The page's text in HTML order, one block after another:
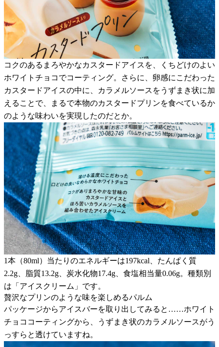
コクのあるまろやかなカスタードアイスを、くちどけのよい
ホワイトチョコでコーティング。さらに、卵感にこだわった
カスタードアイスの中に、カラメルソースをうずまき状に加
えることで、まるで本物のカスタードプリンを食べているか
のような味わいを実現したのだとか。
1本（80ml）当たりのエネルギーは197kcal、たんぱく質
2.2g、脂質13.2g、炭水化物17.4g、食塩相当量0.06g。種類別
は「アイスクリーム」です。
贅沢なプリンのような味を楽しめるパルム
パッケージからアイスバーを取り出してみると……ホワイト
チョココーティングから、うずまき状のカラメルソースがう
っすらと透けていますね。